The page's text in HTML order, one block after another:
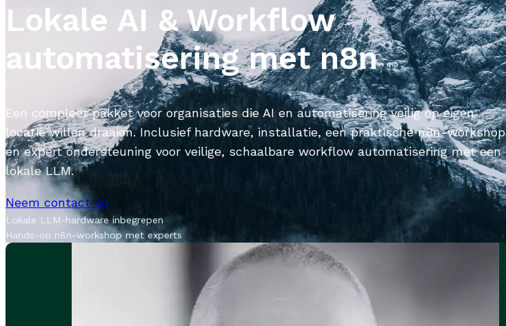
Lokale AI & Workflow
automatisering met n8n
Een compleet pakket voor organisaties die AI en automatisering veilig op eigen
locatie willen draaien. Inclusief hardware, installatie, een praktische n8n-workshop
en expert ondersteuning voor veilige, schaalbare workflow automatisering met een
lokale LLM.
Neem contact op
Lokale LLM-hardware inbegrepen
Hands-on n8n-workshop met experts